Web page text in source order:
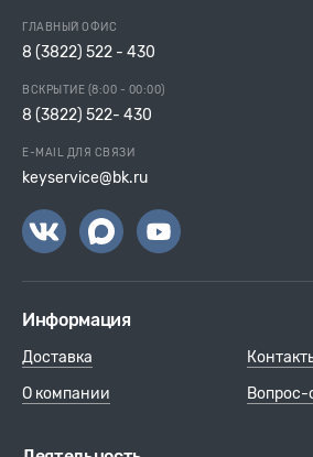
ГЛАВНЫЙ ОФИС
8 (3822) 522 - 430
ВСКРЫТИЕ (8:00 - 00:00)
8 (3822) 522- 430
E-MAIL ДЛЯ СВЯЗИ
keyservice@bk.ru
Информация
Доставка
О компании
Вопрос-